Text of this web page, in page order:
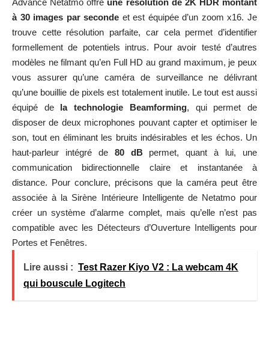
Advance Netatmo offre une résolution de 2K HDR montant
à 30 images par seconde et est équipée d’un zoom x16. Je
trouve cette résolution parfaite, car cela permet d’identifier
formellement de potentiels intrus. Pour avoir testé d’autres
modèles ne filmant qu’en Full HD au grand maximum, je peux
vous assurer qu’une caméra de surveillance ne délivrant
qu’une bouillie de pixels est totalement inutile. Le tout est aussi
équipé de la technologie Beamforming, qui permet de
disposer de deux microphones pouvant capter et optimiser le
son, tout en éliminant les bruits indésirables et les échos. Un
haut-parleur intégré de 80 dB permet, quant à lui, une
communication bidirectionnelle claire et instantanée à
distance. Pour conclure, précisons que la caméra peut être
associée à la Sirène Intérieure Intelligente de Netatmo pour
créer un système d’alarme complet, mais qu’elle n’est pas
compatible avec les Détecteurs d’Ouverture Intelligents pour
Portes et Fenêtres.
Lire aussi : Test Razer Kiyo V2 : La webcam 4K
qui bouscule Logitech